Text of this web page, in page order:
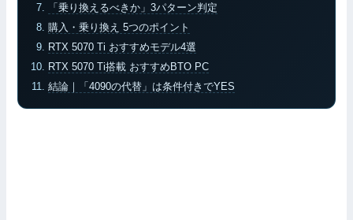
「乗り換えるべきか」3パターン判定
購入・乗り換え 5つのポイント
RTX 5070 Ti おすすめモデル4選
RTX 5070 Ti搭載 おすすめBTO PC
結論｜「4090の代替」は条件付きでYES